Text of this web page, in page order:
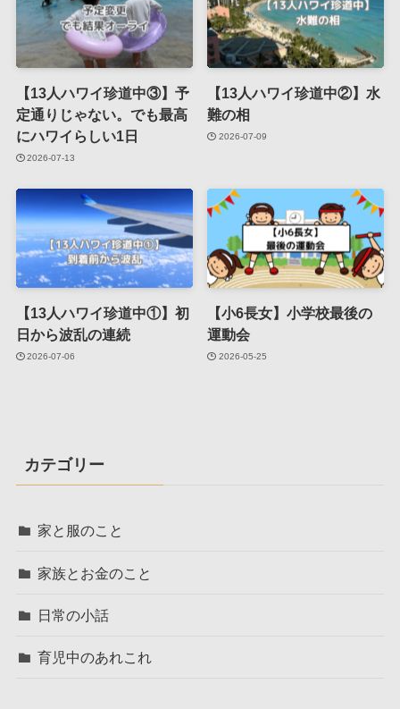
【13人ハワイ珍道中③】予
定通りじゃない。でも最高
にハワイらしい1日
2026-07-13
【13人ハワイ珍道中②】水
難の相
2026-07-09
【13人ハワイ珍道中①】初
日から波乱の連続
2026-07-06
【小6長女】小学校最後の
運動会
2026-05-25
カテゴリー
家と服のこと
家族とお金のこと
日常の小話
育児中のあれこれ